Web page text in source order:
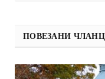
ПОВЕЗАНИ